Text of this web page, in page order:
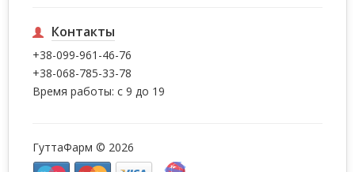
Контакты
+38-099-961-46-76
+38-068-785-33-78
Время работы: с 9 до 19
ГуттаФарм © 2026